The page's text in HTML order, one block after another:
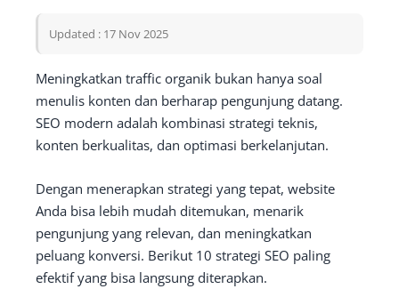
Updated : 17 Nov 2025
Meningkatkan traffic organik bukan hanya soal
menulis konten dan berharap pengunjung datang.
SEO modern adalah kombinasi strategi teknis,
konten berkualitas, dan optimasi berkelanjutan.
Dengan menerapkan strategi yang tepat, website
Anda bisa lebih mudah ditemukan, menarik
pengunjung yang relevan, dan meningkatkan
peluang konversi. Berikut 10 strategi SEO paling
efektif yang bisa langsung diterapkan.